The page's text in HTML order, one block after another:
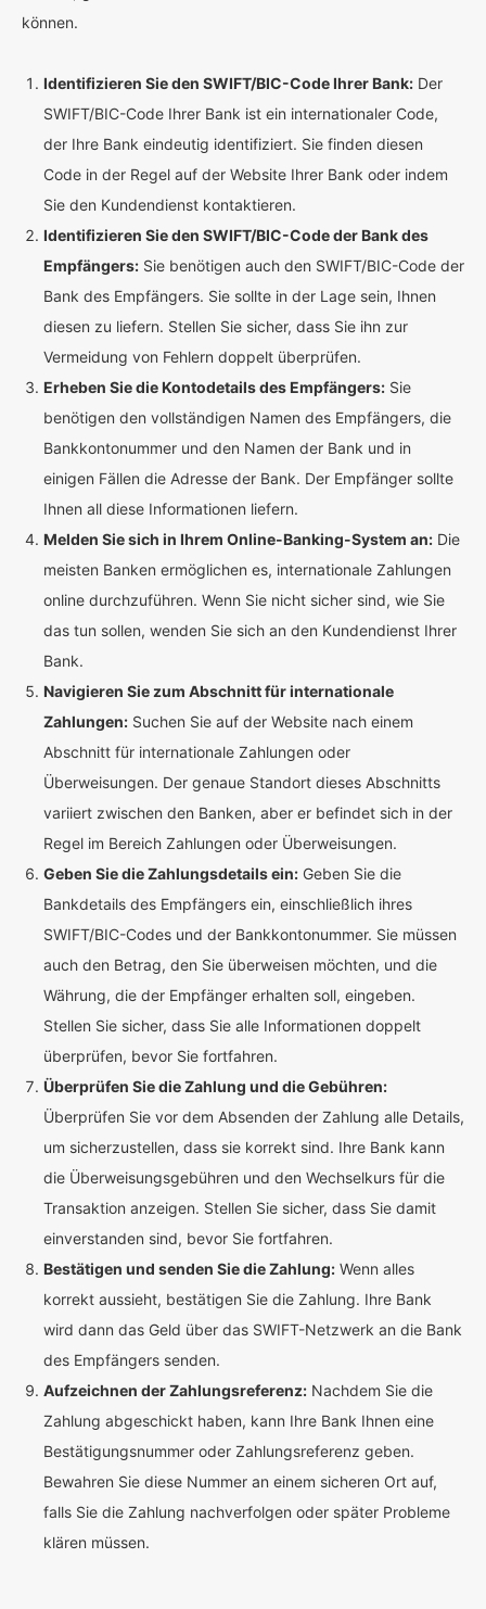
können.
Identifizieren Sie den SWIFT/BIC-Code Ihrer Bank: Der
SWIFT/BIC-Code Ihrer Bank ist ein internationaler Code,
der Ihre Bank eindeutig identifiziert. Sie finden diesen
Code in der Regel auf der Website Ihrer Bank oder indem
Sie den Kundendienst kontaktieren.
Identifizieren Sie den SWIFT/BIC-Code der Bank des
Empfängers: Sie benötigen auch den SWIFT/BIC-Code der
Bank des Empfängers. Sie sollte in der Lage sein, Ihnen
diesen zu liefern. Stellen Sie sicher, dass Sie ihn zur
Vermeidung von Fehlern doppelt überprüfen.
Erheben Sie die Kontodetails des Empfängers: Sie
benötigen den vollständigen Namen des Empfängers, die
Bankkontonummer und den Namen der Bank und in
einigen Fällen die Adresse der Bank. Der Empfänger sollte
Ihnen all diese Informationen liefern.
Melden Sie sich in Ihrem Online-Banking-System an: Die
meisten Banken ermöglichen es, internationale Zahlungen
online durchzuführen. Wenn Sie nicht sicher sind, wie Sie
das tun sollen, wenden Sie sich an den Kundendienst Ihrer
Bank.
Navigieren Sie zum Abschnitt für internationale
Zahlungen: Suchen Sie auf der Website nach einem
Abschnitt für internationale Zahlungen oder
Überweisungen. Der genaue Standort dieses Abschnitts
variiert zwischen den Banken, aber er befindet sich in der
Regel im Bereich Zahlungen oder Überweisungen.
Geben Sie die Zahlungsdetails ein: Geben Sie die
Bankdetails des Empfängers ein, einschließlich ihres
SWIFT/BIC-Codes und der Bankkontonummer. Sie müssen
auch den Betrag, den Sie überweisen möchten, und die
Währung, die der Empfänger erhalten soll, eingeben.
Stellen Sie sicher, dass Sie alle Informationen doppelt
überprüfen, bevor Sie fortfahren.
Überprüfen Sie die Zahlung und die Gebühren:
Überprüfen Sie vor dem Absenden der Zahlung alle Details,
um sicherzustellen, dass sie korrekt sind. Ihre Bank kann
die Überweisungsgebühren und den Wechselkurs für die
Transaktion anzeigen. Stellen Sie sicher, dass Sie damit
einverstanden sind, bevor Sie fortfahren.
Bestätigen und senden Sie die Zahlung: Wenn alles
korrekt aussieht, bestätigen Sie die Zahlung. Ihre Bank
wird dann das Geld über das SWIFT-Netzwerk an die Bank
des Empfängers senden.
Aufzeichnen der Zahlungsreferenz: Nachdem Sie die
Zahlung abgeschickt haben, kann Ihre Bank Ihnen eine
Bestätigungsnummer oder Zahlungsreferenz geben.
Bewahren Sie diese Nummer an einem sicheren Ort auf,
falls Sie die Zahlung nachverfolgen oder später Probleme
klären müssen.